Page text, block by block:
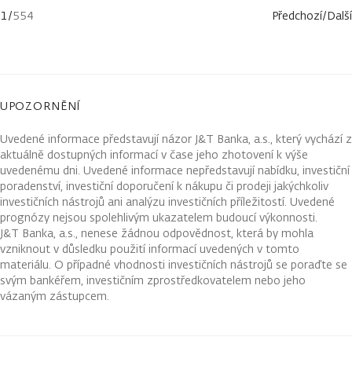
1/554 Předchozí/Další
UPOZORNĚNÍ
Uvedené informace představují názor J&T Banka, a.s., který vychází z
aktuálně dostupných informací v čase jeho zhotovení k výše
uvedenému dni. Uvedené informace nepředstavují nabídku, investiční
poradenství, investiční doporučení k nákupu či prodeji jakýchkoliv
investičních nástrojů ani analýzu investičních příležitostí. Uvedené
prognózy nejsou spolehlivým ukazatelem budoucí výkonnosti.
J&T Banka, a.s., nenese žádnou odpovědnost, která by mohla
vzniknout v důsledku použití informací uvedených v tomto
materiálu. O případné vhodnosti investičních nástrojů se poraďte se
svým bankéřem, investičním zprostředkovatelem nebo jeho
vázaným zástupcem.